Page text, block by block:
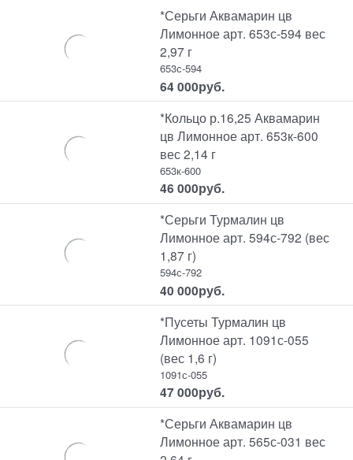
*Серьги Аквамарин цв
Лимонное арт. 653с-594 вес
2,97 г
653с-594
64 000руб.
*Кольцо р.16,25 Аквамарин
цв Лимонное арт. 653к-600
вес 2,14 г
653к-600
46 000руб.
*Серьги Турмалин цв
Лимонное арт. 594с-792 (вес
1,87 г)
594с-792
40 000руб.
*Пусеты Турмалин цв
Лимонное арт. 1091с-055
(вес 1,6 г)
1091с-055
47 000руб.
*Серьги Аквамарин цв
Лимонное арт. 565с-031 вес